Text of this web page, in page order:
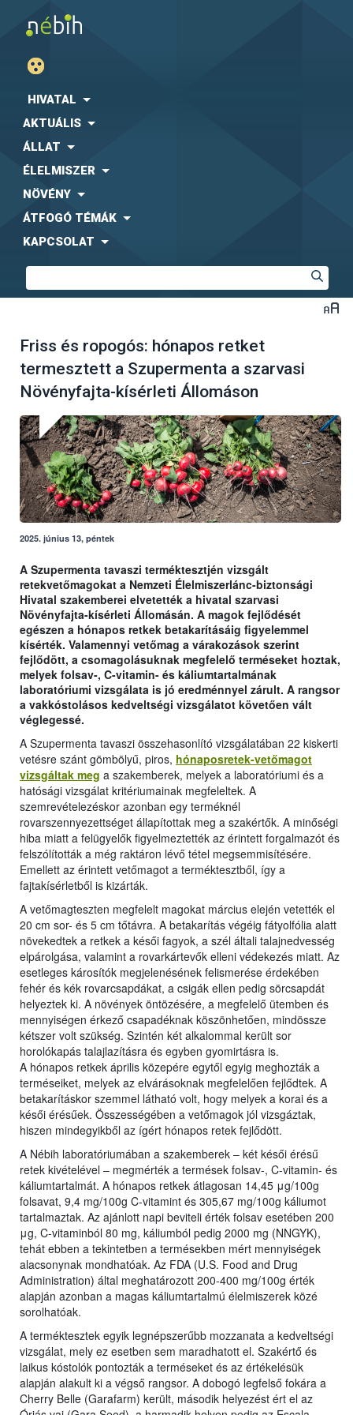
HIVATAL
AKTUÁLIS
ÁLLAT
ÉLELMISZER
NÖVÉNY
ÁTFOGÓ TÉMÁK
KAPCSOLAT
Friss és ropogós: hónapos retket
termesztett a Szupermenta a szarvasi
Növényfajta-kísérleti Állomáson
2025. június 13, péntek
A Szupermenta tavaszi terméktesztjén vizsgált
retekvetőmagokat a Nemzeti Élelmiszerlánc-biztonsági
Hivatal szakemberei elvetették a hivatal szarvasi
Növényfajta-kísérleti Állomásán. A magok fejlődését
egészen a hónapos retkek betakarításáig figyelemmel
kísérték. Valamennyi vetőmag a várakozások szerint
fejlődött, a csomagolásuknak megfelelő terméseket hoztak,
melyek folsav-, C-vitamin- és káliumtartalmának
laboratóriumi vizsgálata is jó eredménnyel zárult. A rangsor
a vakkóstolásos kedveltségi vizsgálatot követően vált
véglegessé.
A Szupermenta tavaszi összehasonlító vizsgálatában 22 kiskerti
vetésre szánt gömbölyű, piros, hónaposretek-vetőmagot
vizsgáltak meg a szakemberek, melyek a laboratóriumi és a
hatósági vizsgálat kritériumainak megfeleltek. A
szemrevételezéskor azonban egy terméknél
rovarszennyezettséget állapítottak meg a szakértők. A minőségi
hiba miatt a felügyelők figyelmeztették az érintett forgalmazót és
felszólították a még raktáron lévő tétel megsemmisítésére.
Emellett az érintett vetőmagot a terméktesztből, így a
fajtakísérletből is kizárták.
A vetőmagteszten megfelelt magokat március elején vetették el
20 cm sor- és 5 cm tőtávra. A betakarítás végéig fátyolfólia alatt
növekedtek a retkek a késői fagyok, a szél általi talajnedvesség
elpárolgása, valamint a rovarkártevők elleni védekezés miatt. Az
esetleges károsítók megjelenésének felismerése érdekében
fehér és kék rovarcsapdákat, a csigák ellen pedig sörcsapdát
helyeztek ki. A növények öntözésére, a megfelelő ütemben és
mennyiségen érkező csapadéknak köszönhetően, mindössze
kétszer volt szükség. Szintén két alkalommal került sor
horolókapás talajlazításra és egyben gyomirtásra is.
A hónapos retkek április közepére egytől egyig meghozták a
terméseiket, melyek az elvárásoknak megfelelően fejlődtek. A
betakarításkor szemmel látható volt, hogy melyek a korai és a
késői érésűek. Összességében a vetőmagok jól vizsgáztak,
hiszen mindegyikből az ígért hónapos retek fejlődött.
A Nébih laboratóriumában a szakemberek – két késői érésű
retek kivételével – megmérték a termések folsav-, C-vitamin- és
káliumtartalmát. A hónapos retkek átlagosan 14,45 μg/100g
folsavat, 9,4 mg/100g C-vitamint és 305,67 mg/100g káliumot
tartalmaztak. Az ajánlott napi beviteli érték folsav esetében 200
μg, C-vitaminból 80 mg, káliumból pedig 2000 mg (NNGYK),
tehát ebben a tekintetben a termésekben mért mennyiségek
alacsonynak mondhatóak. Az FDA (U.S. Food and Drug
Administration) által meghatározott 200-400 mg/100g érték
alapján azonban a magas káliumtartalmú élelmiszerek közé
sorolhatóak.
A terméktesztek egyik legnépszerűbb mozzanata a kedveltségi
vizsgálat, mely ez esetben sem maradhatott el. Szakértő és
laikus kóstolók pontozták a terméseket és az értékelésük
alapján alakult ki a végső rangsor. A dobogó legfelső fokára a
Cherry Belle (Garafarm) került, második helyezést ért el az